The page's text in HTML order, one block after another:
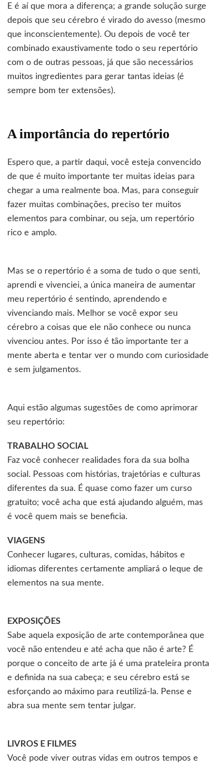
E é aí que mora a diferença; a grande solução surge
depois que seu cérebro é virado do avesso (mesmo
que inconscientemente). Ou depois de você ter
combinado exaustivamente todo o seu repertório
com o de outras pessoas, já que são necessários
muitos ingredientes para gerar tantas ideias (é
sempre bom ter extensões).
A importância do repertório
Espero que, a partir daqui, você esteja convencido
de que é muito importante ter muitas ideias para
chegar a uma realmente boa. Mas, para conseguir
fazer muitas combinações, preciso ter muitos
elementos para combinar, ou seja, um repertório
rico e amplo.
Mas se o repertório é a soma de tudo o que senti,
aprendi e vivenciei, a única maneira de aumentar
meu repertório é sentindo, aprendendo e
vivenciando mais. Melhor se você expor seu
cérebro a coisas que ele não conhece ou nunca
vivenciou antes. Por isso é tão importante ter a
mente aberta e tentar ver o mundo com curiosidade
e sem julgamentos.
Aqui estão algumas sugestões de como aprimorar
seu repertório:
TRABALHO SOCIAL
Faz você conhecer realidades fora da sua bolha
social. Pessoas com histórias, trajetórias e culturas
diferentes da sua. É quase como fazer um curso
gratuito; você acha que está ajudando alguém, mas
é você quem mais se beneficia.
VIAGENS
Conhecer lugares, culturas, comidas, hábitos e
idiomas diferentes certamente ampliará o leque de
elementos na sua mente.
EXPOSIÇÕES
Sabe aquela exposição de arte contemporânea que
você não entendeu e até acha que não é arte? É
porque o conceito de arte já é uma prateleira pronta
e definida na sua cabeça; e seu cérebro está se
esforçando ao máximo para reutilizá-la. Pense e
abra sua mente sem tentar julgar.
LIVROS E FILMES
Você pode viver outras vidas em outros tempos e